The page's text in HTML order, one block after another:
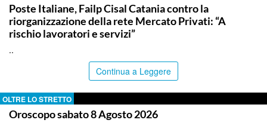
Poste Italiane, Failp Cisal Catania contro la
riorganizzazione della rete Mercato Privati: “A
rischio lavoratori e servizi”
..
Continua a Leggere
OLTRE LO STRETTO
Oroscopo sabato 8 Agosto 2026